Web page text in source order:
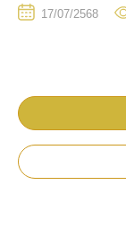
17/07/2568